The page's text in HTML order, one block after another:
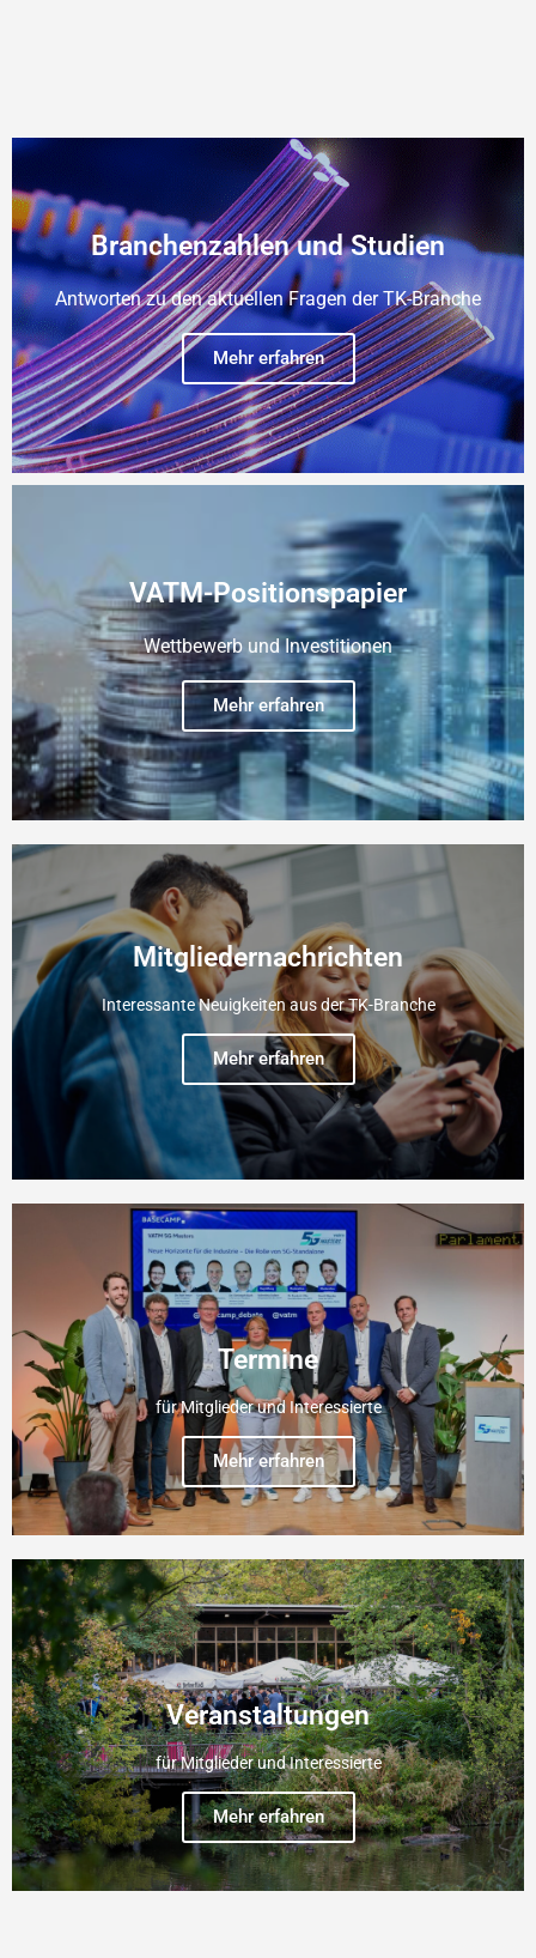
Branchenzahlen und Studien
Antworten zu den aktuellen Fragen der TK-Branche
Mehr erfahren
VATM-Positionspapier
Wettbewerb und Investitionen
Mehr erfahren
Mitgliedernachrichten
Interessante Neuigkeiten aus der TK-Branche
Mehr erfahren
Termine
für Mitglieder und Interessierte
Mehr erfahren
Veranstaltungen
für Mitglieder und Interessierte
Mehr erfahren